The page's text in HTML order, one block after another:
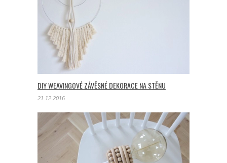
DIY WEAVINGOVÉ ZÁVĚSNÉ DEKORACE NA STĚNU
21.12.2016